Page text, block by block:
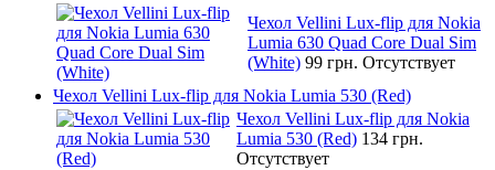
Чехол Vellini Lux-flip для Nokia
Lumia 630 Quad Core Dual Sim
(White) 99 грн. Отсутствует
Чехол Vellini Lux-flip для Nokia Lumia 530 (Red)
Чехол Vellini Lux-flip для Nokia
Lumia 530 (Red) 134 грн.
Отсутствует